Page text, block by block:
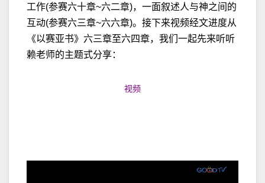
工作(参赛六十章~六二章)，一面叙述人与神之间的
互动(参赛六三章~六六章)。接下来视频经文进度从
《以赛亚书》六三章至六四章，我们一起先来听听
赖老师的主题式分享：
视频